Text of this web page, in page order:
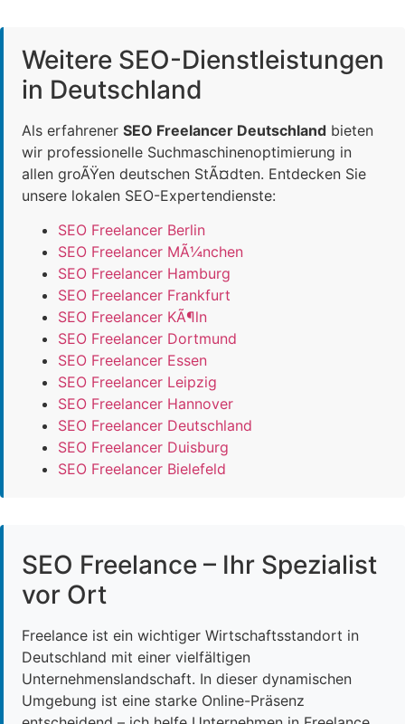
Weitere SEO-Dienstleistungen
in Deutschland
Als erfahrener SEO Freelancer Deutschland bieten
wir professionelle Suchmaschinenoptimierung in
allen groÃŸen deutschen StÃ¤dten. Entdecken Sie
unsere lokalen SEO-Expertendienste:
SEO Freelancer Berlin
SEO Freelancer MÃ¼nchen
SEO Freelancer Hamburg
SEO Freelancer Frankfurt
SEO Freelancer KÃ¶ln
SEO Freelancer Dortmund
SEO Freelancer Essen
SEO Freelancer Leipzig
SEO Freelancer Hannover
SEO Freelancer Deutschland
SEO Freelancer Duisburg
SEO Freelancer Bielefeld
SEO Freelance – Ihr Spezialist
vor Ort
Freelance ist ein wichtiger Wirtschaftsstandort in
Deutschland mit einer vielfältigen
Unternehmenslandschaft. In dieser dynamischen
Umgebung ist eine starke Online-Präsenz